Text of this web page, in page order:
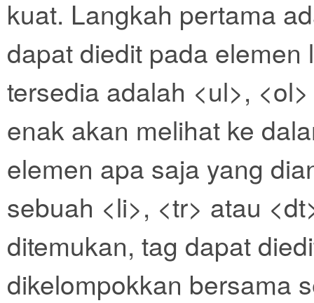
kuat. Langkah pertama
dapat diedit pada
tersedia adalah <ul>,
enak akan melihat ke
elemen apa saja yang
sebuah <li>, <tr> atau
ditemukan, tag dapat
dikelompokkan bersama